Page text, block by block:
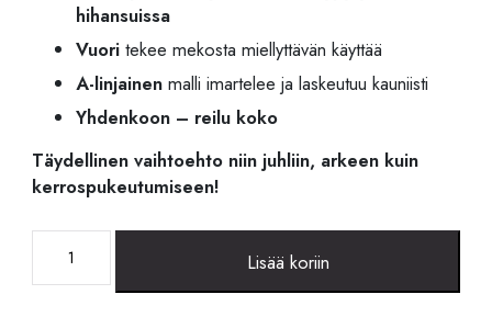
hihansuissa
Vuori tekee mekosta miellyttävän käyttää
A-linjainen malli imartelee ja laskeutuu kauniisti
Yhdenkoon – reilu koko
Täydellinen vaihtoehto niin juhliin, arkeen kuin
kerrospukeutumiseen!
pitsimekko
Lisää koriin